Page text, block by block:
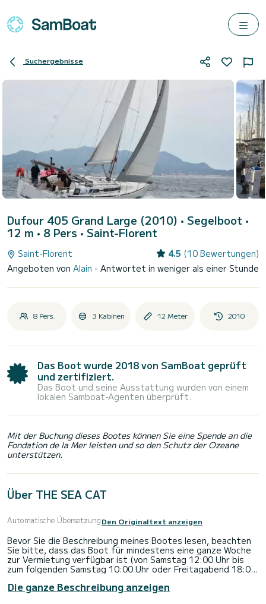
Suchergebnisse
Dufour 405 Grand Large (2010) • Segelboot •
12 m • 8 Pers • Saint-Florent
Saint-Florent 4.5 (10 Bewertungen)
Angeboten von Alain - Antwortet in weniger als einer Stunde
8 Pers. 3 Kabinen 12 Meter 2010
Das Boot wurde 2018 von SamBoat geprüft
und zertifiziert.
Das Boot und seine Ausstattung wurden von einem
lokalen Samboat-Agenten überprüft.
Mit der Buchung dieses Bootes können Sie eine Spende an die
Fondation de la Mer leisten und so den Schutz der Ozeane
unterstützen.
Über THE SEA CAT
Automatische ÜbersetzungDen Originaltext anzeigen
Bevor Sie die Beschreibung meines Bootes lesen, beachten
Sie bitte, dass das Boot für mindestens eine ganze Woche
zur Vermietung verfügbar ist (von Samstag 12:00 Uhr bis
zum folgenden Samstag 10:00 Uhr oder Freitagabend 18:00
Website aus Bitte informieren Sie sich vor jeder Mietanfrage
und beachten Sie, dass die Küstengenehmigung eine
Die ganze Beschreibung anzeigen